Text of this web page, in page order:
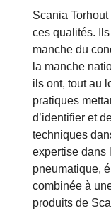
Scania
ces qualités.
manche du
la manche
ils ont, tout au
pratiques
d’identifier et
techniques
expertise dans
pneumatique,
combinée à
produits de